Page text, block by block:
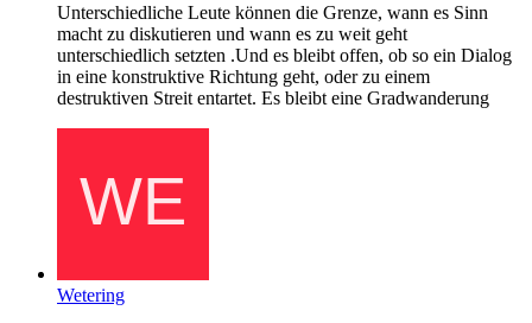
Unterschiedliche Leute können die Grenze, wann es Sinn
macht zu diskutieren und wann es zu weit geht
unterschiedlich setzten .Und es bleibt offen, ob so ein Dialog
in eine konstruktive Richtung geht, oder zu einem
destruktiven Streit entartet. Es bleibt eine Gradwanderung
Wetering